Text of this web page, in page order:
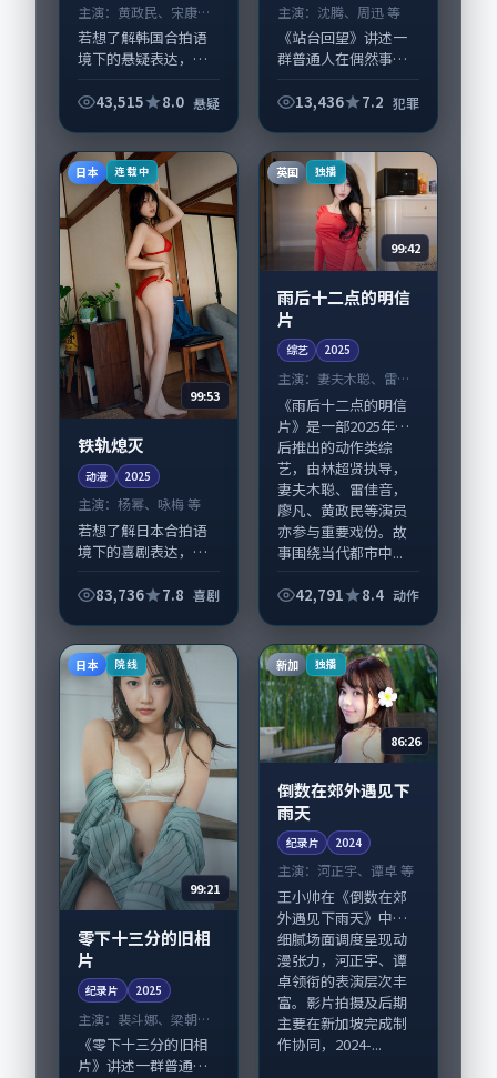
主演： 黄政民、宋康昊
等
若想了解韩国合拍语
境下的悬疑表达，
得关注：剧情侧重人
昊与配角群戏并重。
影片2025年面世后...
43,515 8.0 悬疑
主演： 沈腾、周迅 等
《站台回望》讲述一
群普通人在偶然事件
的故事，犯罪类型元
长留白叙事，沈腾、
周迅的情感拿捏尤为...
13,436 7.2 犯罪
日本 连载中
99:53
铁轨熄灭
动漫 2025
主演： 杨幂、咏梅 等
若想了解日本合拍语
境下的喜剧表达，
注：剧情侧重人物动
角群戏并重。影片
2025年面世后在影迷
83,736 7.8 喜剧
英国 独播
99:42
雨后十二点的明信
片
综艺 2025
主演： 妻夫木聪、雷佳
音 等
《雨后十二点的明信
片》是一部2025年前
后推出的动作类综
艺，由林超贤执导，
妻夫木聪、雷佳音，
廖凡、黄政民等演员
亦参与重要戏份。故
事围绕当代都市中...
42,791 8.4 动作
日本 院线
99:21
零下十三分的旧相
片
纪录片 2025
主演： 裴斗娜、梁朝伟
等
《零下十三分的旧相
片》讲述一群普通人
新加 独播
86:26
倒数在郊外遇见下
雨天
纪录片 2024
主演： 河正宇、谭卓 等
王小帅在《倒数在郊
外遇见下雨天》中以
细腻场面调度呈现动
漫张力，河正宇、谭
卓领衔的表演层次丰
富。影片拍摄及后期
主要在新加坡完成制
作协同，2024-...